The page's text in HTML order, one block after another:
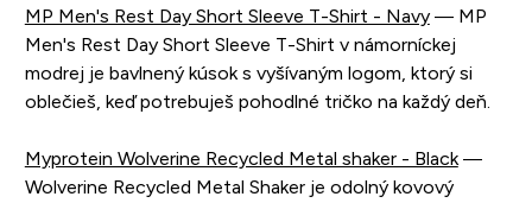
MP Men's Rest Day Short Sleeve T-Shirt - Navy— MP
Men's Rest Day Short Sleeve T-Shirt v námorníckej
modrej je bavlnený kúsok s vyšívaným logom, ktorý si
oblečieš, keď potrebuješ pohodlné tričko na každý deň.
Myprotein Wolverine Recycled Metal shaker - Black—
Wolverine Recycled Metal Shaker je odolný kovový